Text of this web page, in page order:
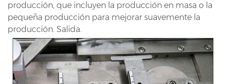
producción, que incluyen la producción en masa o la
pequeña producción para mejorar suavemente la
producción. Salida.